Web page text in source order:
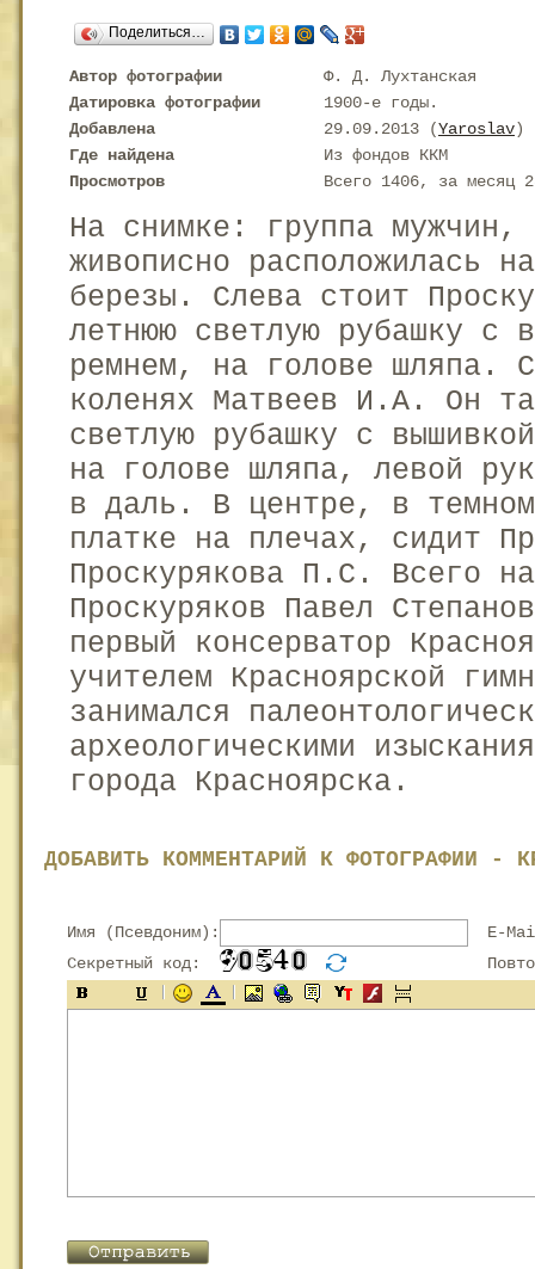
Поделиться…
Автор фотографии
Ф. Д. Лухтанская
Датировка фотографии
1900-е годы.
Добавлена
29.09.2013 (Yaroslav)
Где найдена
Из фондов ККМ
Просмотров
Всего 1406, за месяц
На снимке: группа мужчин,
живописно расположилась
березы. Слева стоит
летнюю светлую рубашку с
ремнем, на голове шляпа.
коленях Матвеев И.А. Он
светлую рубашку с
на голове шляпа, левой
в даль. В центре, в
платке на плечах, сидит
Проскурякова П.С. Всего
Проскуряков Павел
первый консерватор
учителем Красноярской
занимался
археологическими
города Красноярска.
ДОБАВИТЬ КОММЕНТАРИЙ К ФОТОГРАФИИ -
Имя (Псевдоним):
E-
Секретный код: